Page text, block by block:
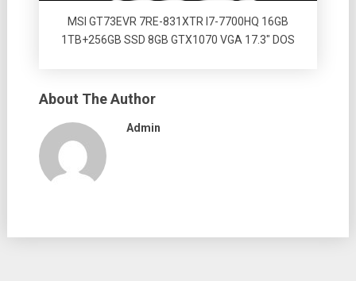
MSI GT73EVR 7RE-831XTR I7-7700HQ 16GB
1TB+256GB SSD 8GB GTX1070 VGA 17.3″ DOS
About The Author
Admin